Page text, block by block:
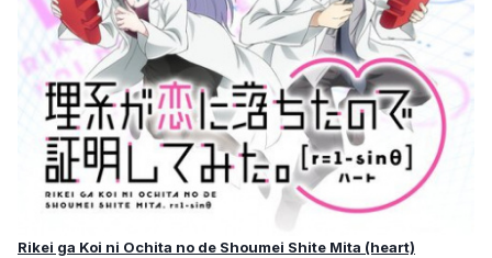
Rikei ga Koi ni Ochita no de Shoumei Shite Mita (heart)